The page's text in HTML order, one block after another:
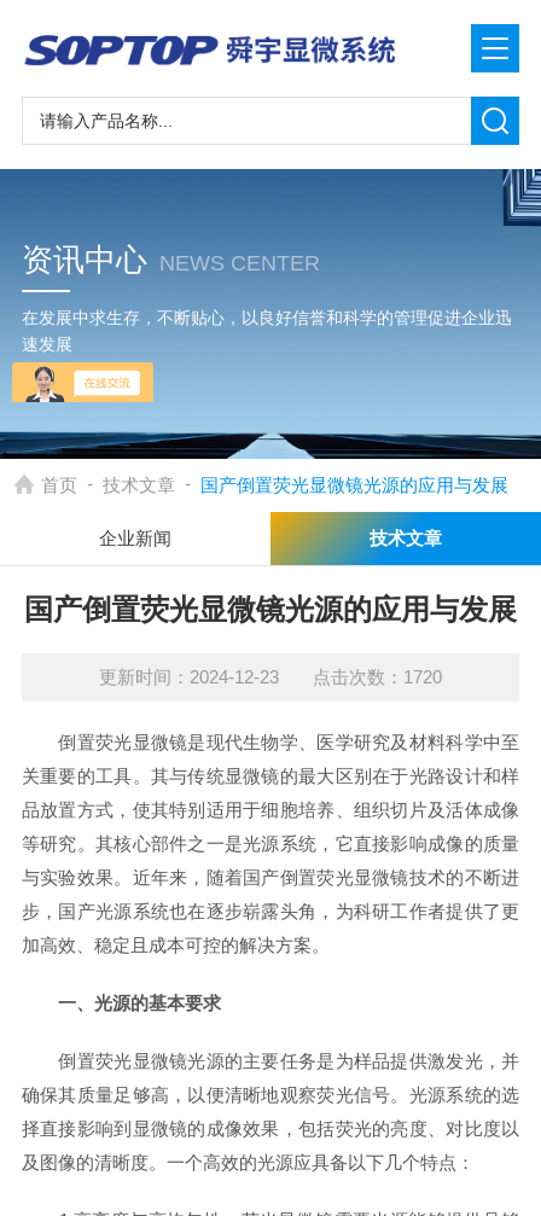
资讯中心 NEWS CENTER
在发展中求生存，不断贴心，以良好信誉和科学的管理促进企业迅
速发展
首页 - 技术文章 - 国产倒置荧光显微镜光源的应用与发展
企业新闻 技术文章
国产倒置荧光显微镜光源的应用与发展
更新时间：2024-12-23 点击次数：1720
倒置荧光显微镜是现代生物学、医学研究及材料科学中至
关重要的工具。其与传统显微镜的最大区别在于光路设计和样
品放置方式，使其特别适用于细胞培养、组织切片及活体成像
等研究。其核心部件之一是光源系统，它直接影响成像的质量
与实验效果。近年来，随着国产倒置荧光显微镜技术的不断进
步，国产光源系统也在逐步崭露头角，为科研工作者提供了更
加高效、稳定且成本可控的解决方案。
一、光源的基本要求
倒置荧光显微镜光源的主要任务是为样品提供激发光，并
确保其质量足够高，以便清晰地观察荧光信号。光源系统的选
择直接影响到显微镜的成像效果，包括荧光的亮度、对比度以
及图像的清晰度。一个高效的光源应具备以下几个特点：